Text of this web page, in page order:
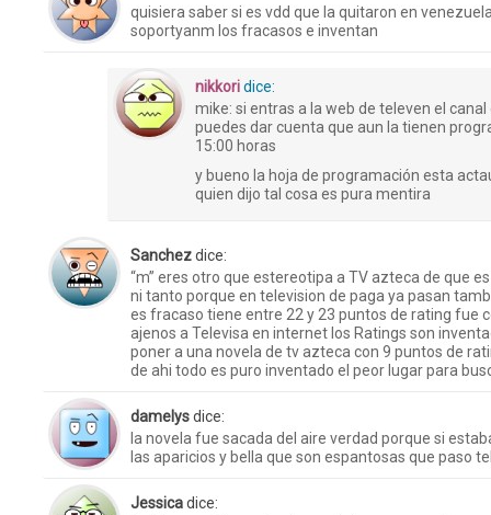
quisiera saber si es vdd que la quitaron en
soportyanm los fracasos e inventan
nikkoridice:
mike: si entras a la web de televen el
puedes dar cuenta que aun la tienen
15:00 horas
y bueno la hoja de programación esta
quien dijo tal cosa es pura mentira
Sanchezdice:
“m” eres otro que estereotipa a TV azteca de que
ni tanto porque en television de paga ya pasan
es fracaso tiene entre 22 y 23 puntos de rating fue
ajenos a Televisa en internet los Ratings son
poner a una novela de tv azteca con 9 puntos de
de ahi todo es puro inventado el peor lugar para
damelysdice:
la novela fue sacada del aire verdad porque si
las aparicios y bella que son espantosas que paso
Jessicadice: